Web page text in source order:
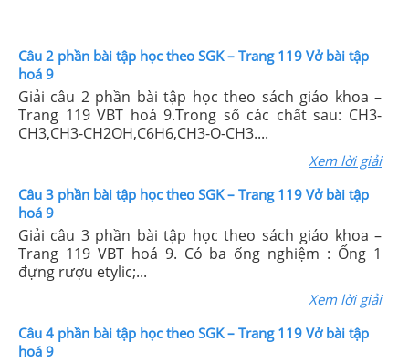
Câu 2 phần bài tập học theo SGK – Trang 119 Vở bài tập
hoá 9
Giải câu 2 phần bài tập học theo sách giáo khoa –
Trang 119 VBT hoá 9.Trong số các chất sau: CH3-
CH3,CH3-CH2OH,C6H6,CH3-O-CH3....
Xem lời giải
Câu 3 phần bài tập học theo SGK – Trang 119 Vở bài tập
hoá 9
Giải câu 3 phần bài tập học theo sách giáo khoa –
Trang 119 VBT hoá 9. Có ba ống nghiệm : Ống 1
đựng rượu etylic;...
Xem lời giải
Câu 4 phần bài tập học theo SGK – Trang 119 Vở bài tập
hoá 9